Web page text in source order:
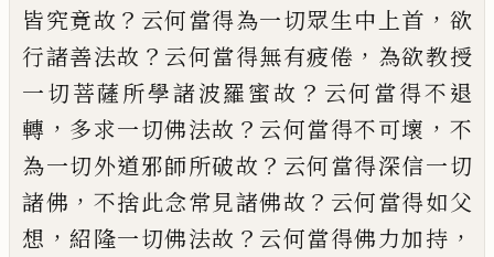
皆究竟故 ？ 云何當得為一切眾生中上首 ， 欲
行諸善法故 ？ 云何當得無有疲倦 ， 為欲教授
一切菩薩所學諸波羅蜜故 ？ 云何當得不退
轉 ， 多求一切佛法故 ？ 云何當得不可壞 ， 不
為一切外道邪師所破故 ？ 云何當得深信一切
諸佛 ， 不捨此念常見諸佛故 ？ 云何當得如父
想 ， 紹隆一切佛法故 ？ 云何當得佛力加持 ，